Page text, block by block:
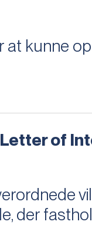
at kunne
of
der